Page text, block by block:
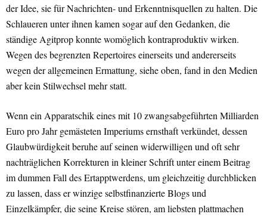
der Idee, sie für Nachrichten- und Erkenntnisquellen zu halten. Die
Schlaueren unter ihnen kamen sogar auf den Gedanken, die
ständige Agitprop konnte womöglich kontraproduktiv wirken.
Wegen des begrenzten Repertoires einerseits und andererseits
wegen der allgemeinen Ermattung, siehe oben, fand in den Medien
aber kein Stilwechsel mehr statt.
Wenn ein Apparatschik eines mit 10 zwangsabgeführten Milliarden
Euro pro Jahr gemästeten Imperiums ernsthaft verkündet, dessen
Glaubwürdigkeit beruhe auf seinen widerwilligen und oft sehr
nachträglichen Korrekturen in kleiner Schrift unter einem Beitrag
im dummen Fall des Ertapptwerdens, um gleichzeitig durchblicken
zu lassen, dass er winzige selbstfinanzierte Blogs und
Einzelkämpfer, die seine Kreise stören, am liebsten plattmachen